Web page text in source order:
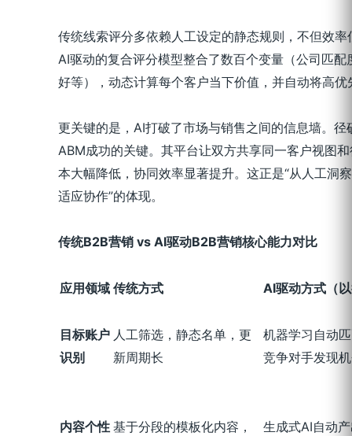
传统线索评分多依赖人工设定的静态规则，不但效
AI驱动的复合评分模型整合了数百个变量（公司匹
好等），动态计算每个客户当下价值，并自动将高
更关键的是，AI打破了市场与销售之间的信息墙。
ABM成功的关键。其平台让双方共享同一客户视图
本大幅降低，协同效率显著提升。这正是“从人工洞
适应协作”的体现。
传统B2B营销 vs AI驱动B2B营销核心能力对比
应用领域 传统方式 AI驱动方式（
目标账户
识别
人工筛选，静态名单，更
新周期长
机器学习自动
竞争对手发现
内容个性 基于分段的模板化内容，
生成式AI自动